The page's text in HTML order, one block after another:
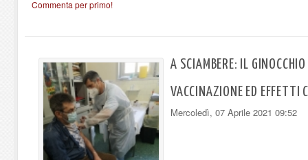
Commenta per primo!
A SCIAMBERE: IL
VACCINAZIONE ED EFFETTI
Mercoledì, 07 Aprile 2021 09:52